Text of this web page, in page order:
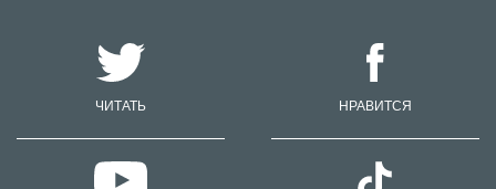
ЧИТАТЬ НРАВИТСЯ